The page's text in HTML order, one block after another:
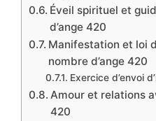
Éveil spirituel et
d’ange 420
Manifestation et loi
nombre d’ange 420
Exercice d’envoi
Amour et relations
420